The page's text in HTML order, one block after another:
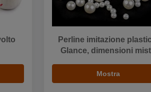
Perline imitazione
Glance, dimensioni
Mostra